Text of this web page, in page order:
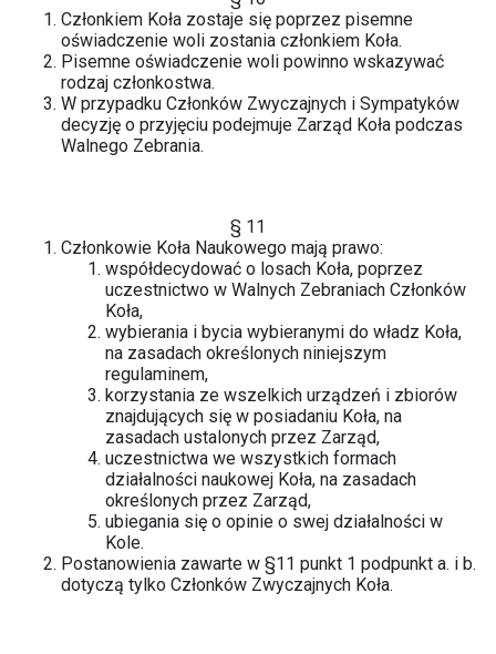
Członkiem Koła zostaje się poprzez pisemne
oświadczenie woli zostania członkiem Koła.
Pisemne oświadczenie woli powinno wskazywać
rodzaj członkostwa.
W przypadku Członków Zwyczajnych i Sympatyków
decyzję o przyjęciu podejmuje Zarząd Koła podczas
Walnego Zebrania.
§ 11
Członkowie Koła Naukowego mają prawo:
współdecydować o losach Koła, poprzez
uczestnictwo w Walnych Zebraniach Członków
Koła,
wybierania i bycia wybieranymi do władz Koła,
na zasadach określonych niniejszym
regulaminem,
korzystania ze wszelkich urządzeń i zbiorów
znajdujących się w posiadaniu Koła, na
zasadach ustalonych przez Zarząd,
uczestnictwa we wszystkich formach
działalności naukowej Koła, na zasadach
określonych przez Zarząd,
ubiegania się o opinie o swej działalności w
Kole.
Postanowienia zawarte w §11 punkt 1 podpunkt a. i b.
dotyczą tylko Członków Zwyczajnych Koła.